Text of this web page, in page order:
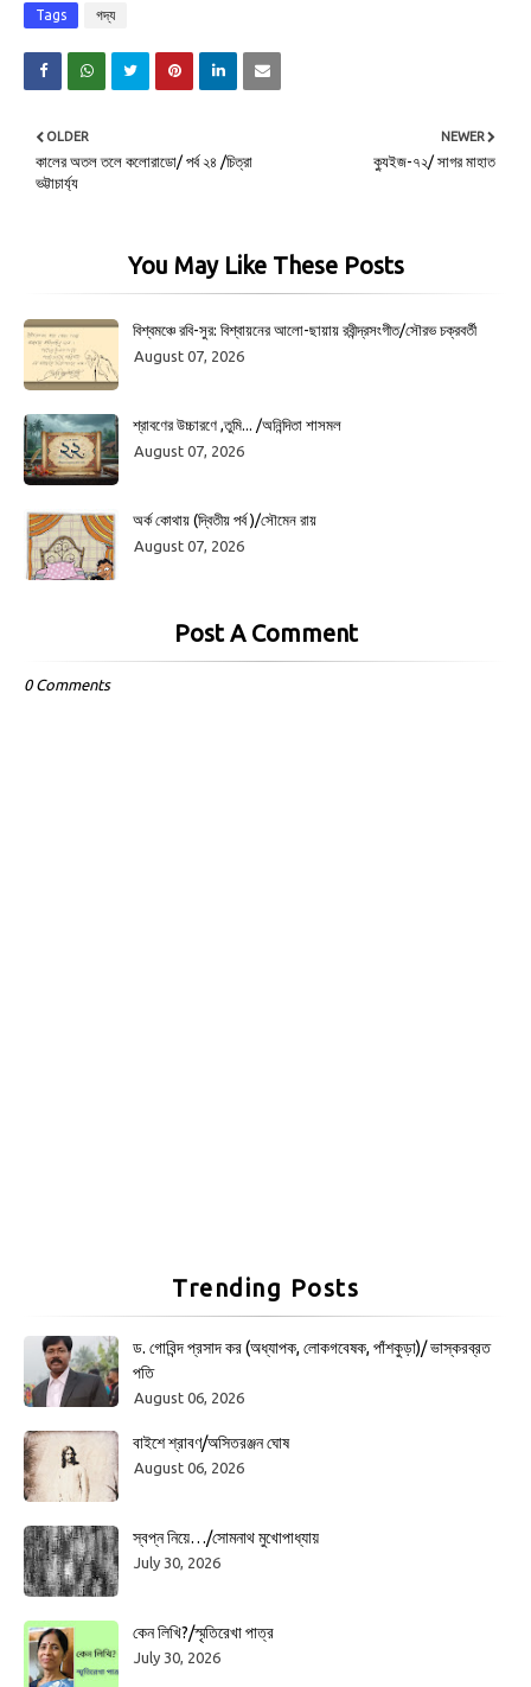
Tags গদ্য
NEWER
ক্যুইজ-৭২/ সাগর মাহাত
OLDER
কালের অতল তলে কলোরাডো/ পর্ব ২৪ /চিত্রা
ভট্টাচার্য্য
You May Like These Posts
বিশ্বমঞ্চে রবি-সুর: বিশ্বায়নের আলো-ছায়ায় রবীন্দ্রসংগীত/সৌরভ চক্রবর্তী
August 07, 2026
শ্রাবণের উচ্চারণে ,তুমি... /অনিন্দিতা শাসমল
August 07, 2026
অর্ক কোথায় (দ্বিতীয় পর্ব )/সৌমেন রায়
August 07, 2026
Post A Comment
0 Comments
Trending Posts
ড. গোবিন্দ প্রসাদ কর (অধ্যাপক, লোকগবেষক, পাঁশকুড়া)/ ভাস্করব্রত
পতি
August 06, 2026
বাইশে শ্রাবণ/অসিতরঞ্জন ঘোষ
August 06, 2026
স্বপ্ন নিয়ে…/সোমনাথ মুখোপাধ্যায়
July 30, 2026
কেন লিখি?/স্মৃতিরেখা পাত্র
July 30, 2026